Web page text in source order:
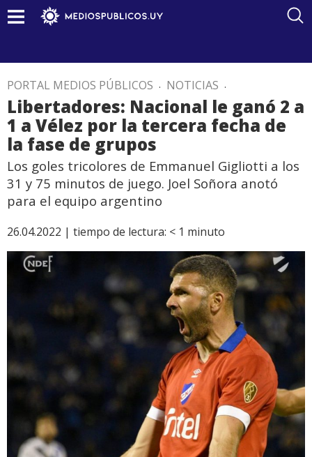
PORTAL MEDIOS PÚBLICOS . NOTICIAS .
Libertadores: Nacional le ganó 2 a
1 a Vélez por la tercera fecha de
la fase de grupos
Los goles tricolores de Emmanuel Gigliotti a los
31 y 75 minutos de juego. Joel Soñora anotó
para el equipo argentino
26.04.2022 | tiempo de lectura: < 1 minuto